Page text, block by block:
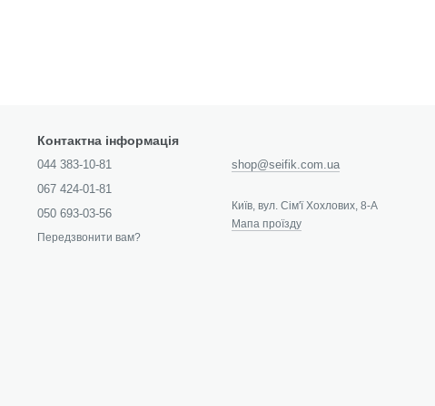
Контактна інформація
044 383-10-81
067 424-01-81
050 693-03-56
Передзвонити вам?
shop@seifik.com.ua
Київ, вул. Сім'ї Хохлових, 8-А
Мапа проїзду